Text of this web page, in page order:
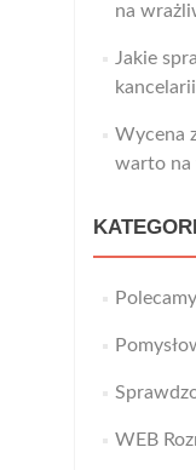
na
Jakie
Wycena
warto na
WEB